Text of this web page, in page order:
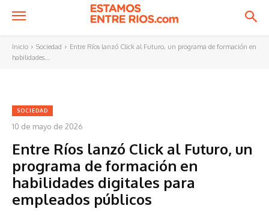
Inicio Sociedad
Entre Ríos lanzó Click al Futuro, un programa de formación en
habilidades...
SOCIEDAD
10 de mayo de 2026
Entre Ríos lanzó Click al Futuro, un
programa de formación en
habilidades digitales para
empleados públicos